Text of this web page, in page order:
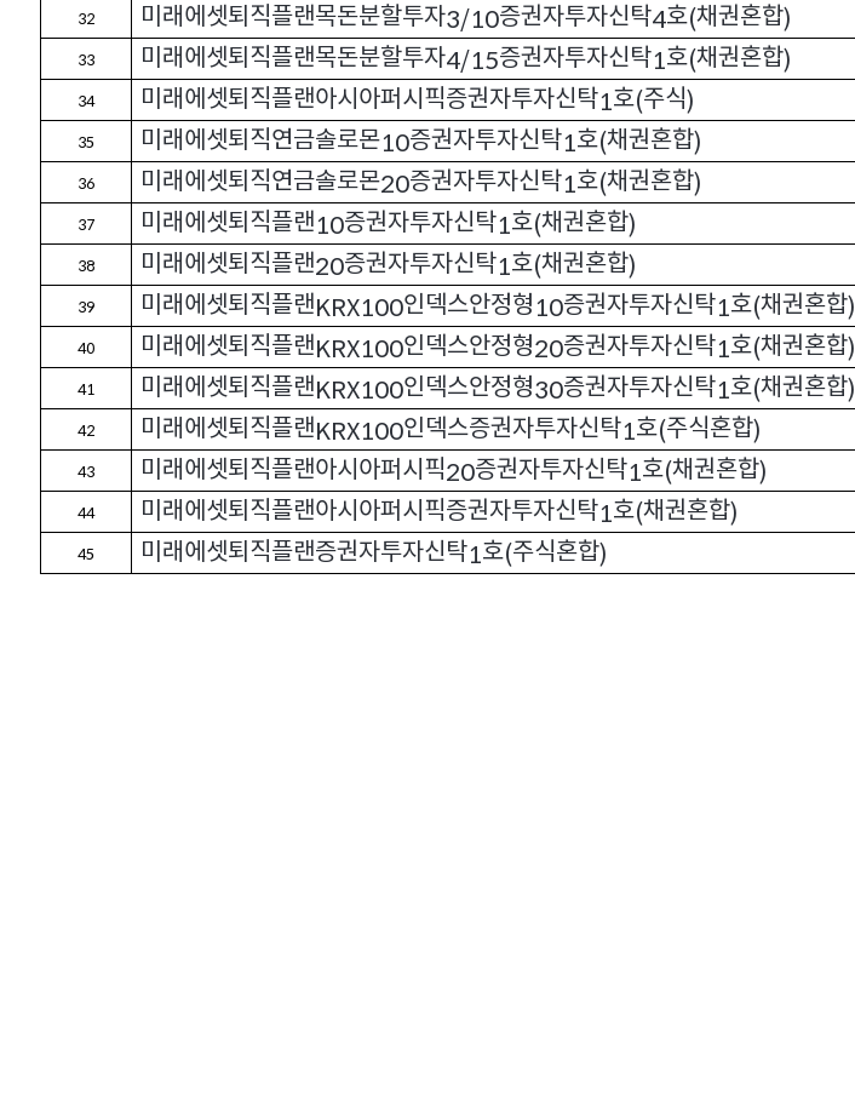
32 미래에셋퇴직플랜목돈분할투자3/10증권자투자신탁4호(채권혼합)
33 미래에셋퇴직플랜목돈분할투자4/15증권자투자신탁1호(채권혼합)
34 미래에셋퇴직플랜아시아퍼시픽증권자투자신탁1호(주식)
35 미래에셋퇴직연금솔로몬10증권자투자신탁1호(채권혼합)
36 미래에셋퇴직연금솔로몬20증권자투자신탁1호(채권혼합)
37 미래에셋퇴직플랜10증권자투자신탁1호(채권혼합)
38 미래에셋퇴직플랜20증권자투자신탁1호(채권혼합)
39 미래에셋퇴직플랜KRX100인덱스안정형10증권자투자신탁1호(채권혼합)
40 미래에셋퇴직플랜KRX100인덱스안정형20증권자투자신탁1호(채권혼합)
41 미래에셋퇴직플랜KRX100인덱스안정형30증권자투자신탁1호(채권혼합)
42 미래에셋퇴직플랜KRX100인덱스증권자투자신탁1호(주식혼합)
43 미래에셋퇴직플랜아시아퍼시픽20증권자투자신탁1호(채권혼합)
44 미래에셋퇴직플랜아시아퍼시픽증권자투자신탁1호(채권혼합)
45 미래에셋퇴직플랜증권자투자신탁1호(주식혼합)